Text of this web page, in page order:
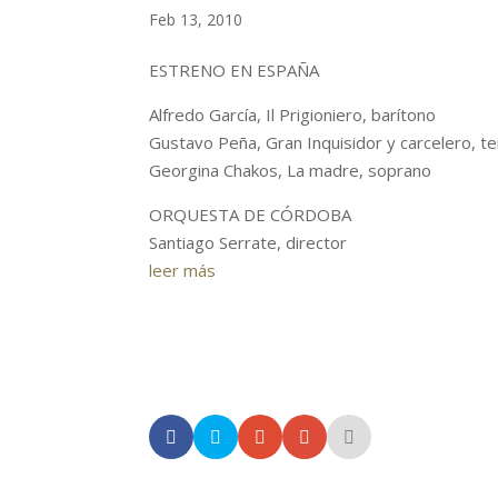
Feb 13, 2010
ESTRENO EN ESPAÑA
Alfredo García, Il Prigioniero, barítono
Gustavo Peña, Gran Inquisidor y carcelero,
Georgina Chakos, La madre, soprano
ORQUESTA DE CÓRDOBA
Santiago Serrate, director
leer más